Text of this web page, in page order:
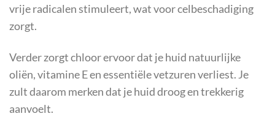
vrije radicalen stimuleert, wat voor celbeschadiging
zorgt.
Verder zorgt chloor ervoor dat je huid natuurlijke
oliën, vitamine E en essentiële vetzuren verliest. Je
zult daarom merken dat je huid droog en trekkerig
aanvoelt.